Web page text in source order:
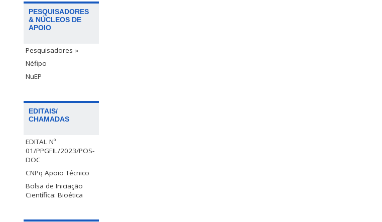
PESQUISADORES
& NÚCLEOS DE
APOIO
Pesquisadores »
Néfipo
NuEP
EDITAIS/
CHAMADAS
EDITAL Nº
01/PPGFIL/2023/POS-
DOC
CNPq Apoio Técnico
Bolsa de Iniciação
Científica: Bioética